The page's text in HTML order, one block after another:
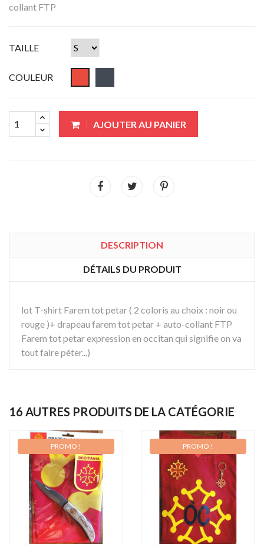
collant FTP
TAILLE
COULEUR
AJOUTER AU PANIER
DESCRIPTION
DÉTAILS DU PRODUIT
lot T-shirt Farem tot petar ( 2 coloris au choix : noir ou
rouge )+ drapeau farem tot petar + auto-collant FTP
Farem tot petar expression en occitan qui signifie on va
tout faire péter...)
16 AUTRES PRODUITS DE LA CATÉGORIE
PROMO ! PROMO !